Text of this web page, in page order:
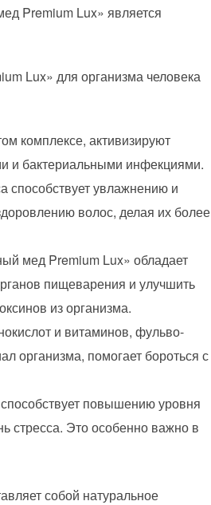
Premium Lux» является
Lux» для организма человека
комплексе, активизируют
и бактериальными инфекциями.
способствует увлажнению и
волос, делая их более
мед Premium Lux» обладает
пищеварения и улучшить
из организма.
и витаминов, фульво-
организма, помогает бороться с
повышению уровня
стресса. Это особенно важно в
собой натуральное